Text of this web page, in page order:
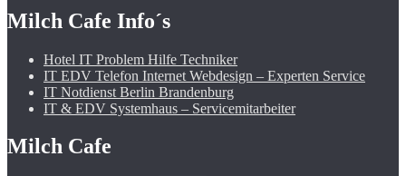
Milch Cafe Info´s
Hotel IT Problem Hilfe Techniker
IT EDV Telefon Internet Webdesign – Experten Service
IT Notdienst Berlin Brandenburg
IT & EDV Systemhaus – Servicemitarbeiter
Milch Cafe